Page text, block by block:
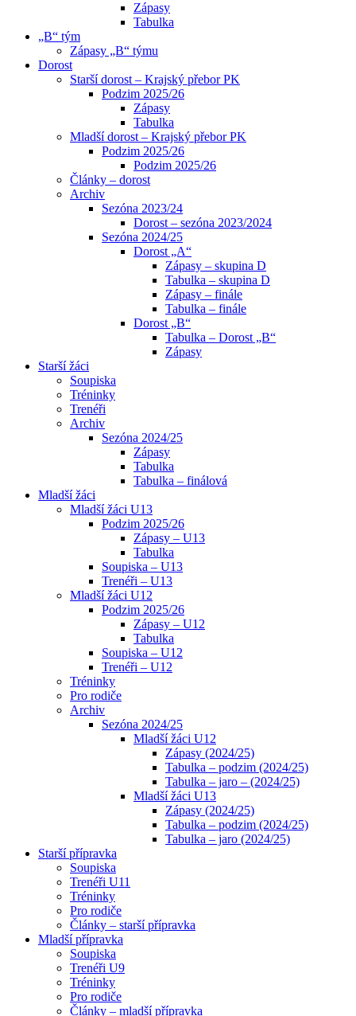
Zápasy
Tabulka
„B“ tým
Zápasy „B“ týmu
Dorost
Starší dorost – Krajský přebor PK
Podzim 2025/26
Zápasy
Tabulka
Mladší dorost – Krajský přebor PK
Podzim 2025/26
Podzim 2025/26
Články – dorost
Archiv
Sezóna 2023/24
Dorost – sezóna 2023/2024
Sezóna 2024/25
Dorost „A“
Zápasy – skupina D
Tabulka – skupina D
Zápasy – finále
Tabulka – finále
Dorost „B“
Tabulka – Dorost „B“
Zápasy
Starší žáci
Soupiska
Tréninky
Trenéři
Archiv
Sezóna 2024/25
Zápasy
Tabulka
Tabulka – finálová
Mladší žáci
Mladší žáci U13
Podzim 2025/26
Zápasy – U13
Tabulka
Soupiska – U13
Trenéři – U13
Mladší žáci U12
Podzim 2025/26
Zápasy – U12
Tabulka
Soupiska – U12
Trenéři – U12
Tréninky
Pro rodiče
Archiv
Sezóna 2024/25
Mladší žáci U12
Zápasy (2024/25)
Tabulka – podzim (2024/25)
Tabulka – jaro – (2024/25)
Mladší žáci U13
Zápasy (2024/25)
Tabulka – podzim (2024/25)
Tabulka – jaro (2024/25)
Starší přípravka
Soupiska
Trenéři U11
Tréninky
Pro rodiče
Články – starší přípravka
Mladší přípravka
Soupiska
Trenéři U9
Tréninky
Pro rodiče
Články – mladší přípravka